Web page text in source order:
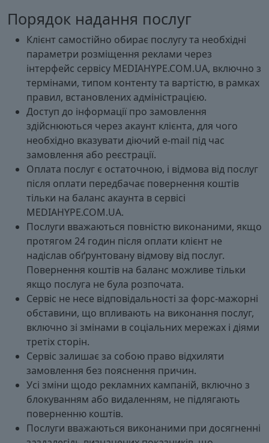
Порядок надання послуг
Клієнт самостійно обирає послугу та необхідні
параметри розміщення реклами через
інтерфейс сервісу MEDIAHYPE.COM.UA, включно з
термінами, типом контенту та вартістю, в рамках
правил, встановлених адміністрацією.
Доступ до інформації про замовлення
здійснюються через акаунт клієнта, для чого
необхідно вказувати діючий e-mail під час
замовлення або реєстрації.
Оплата послуг є остаточною, і відмова від послуг
після оплати передбачає повернення коштів
тільки на баланс акаунта в сервісі
MEDIAHYPE.COM.UA.
Послуги вважаються повністю виконаними, якщо
протягом 24 годин після оплати клієнт не
надіслав обґрунтовану відмову від послуг.
Повернення коштів на баланс можливе тільки
якщо послуга не була розпочата.
Сервіс не несе відповідальності за форс-мажорні
обставини, що впливають на виконання послуг,
включно зі змінами в соціальних мережах і діями
третіх сторін.
Сервіс залишає за собою право відхиляти
замовлення без пояснення причин.
Усі зміни щодо рекламних кампаній, включно з
блокуванням або видаленням, не підлягають
поверненню коштів.
Послуги вважаються виконаними при досягненні